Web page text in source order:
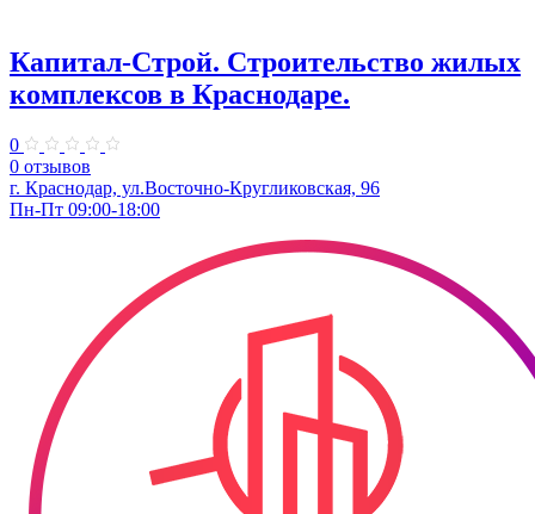
Капитал-Строй. Строительство жилых
комплексов в Краснодаре.
0
0 отзывов
г. Краснодар, ул.Восточно-Кругликовская, 96
Пн-Пт 09:00-18:00